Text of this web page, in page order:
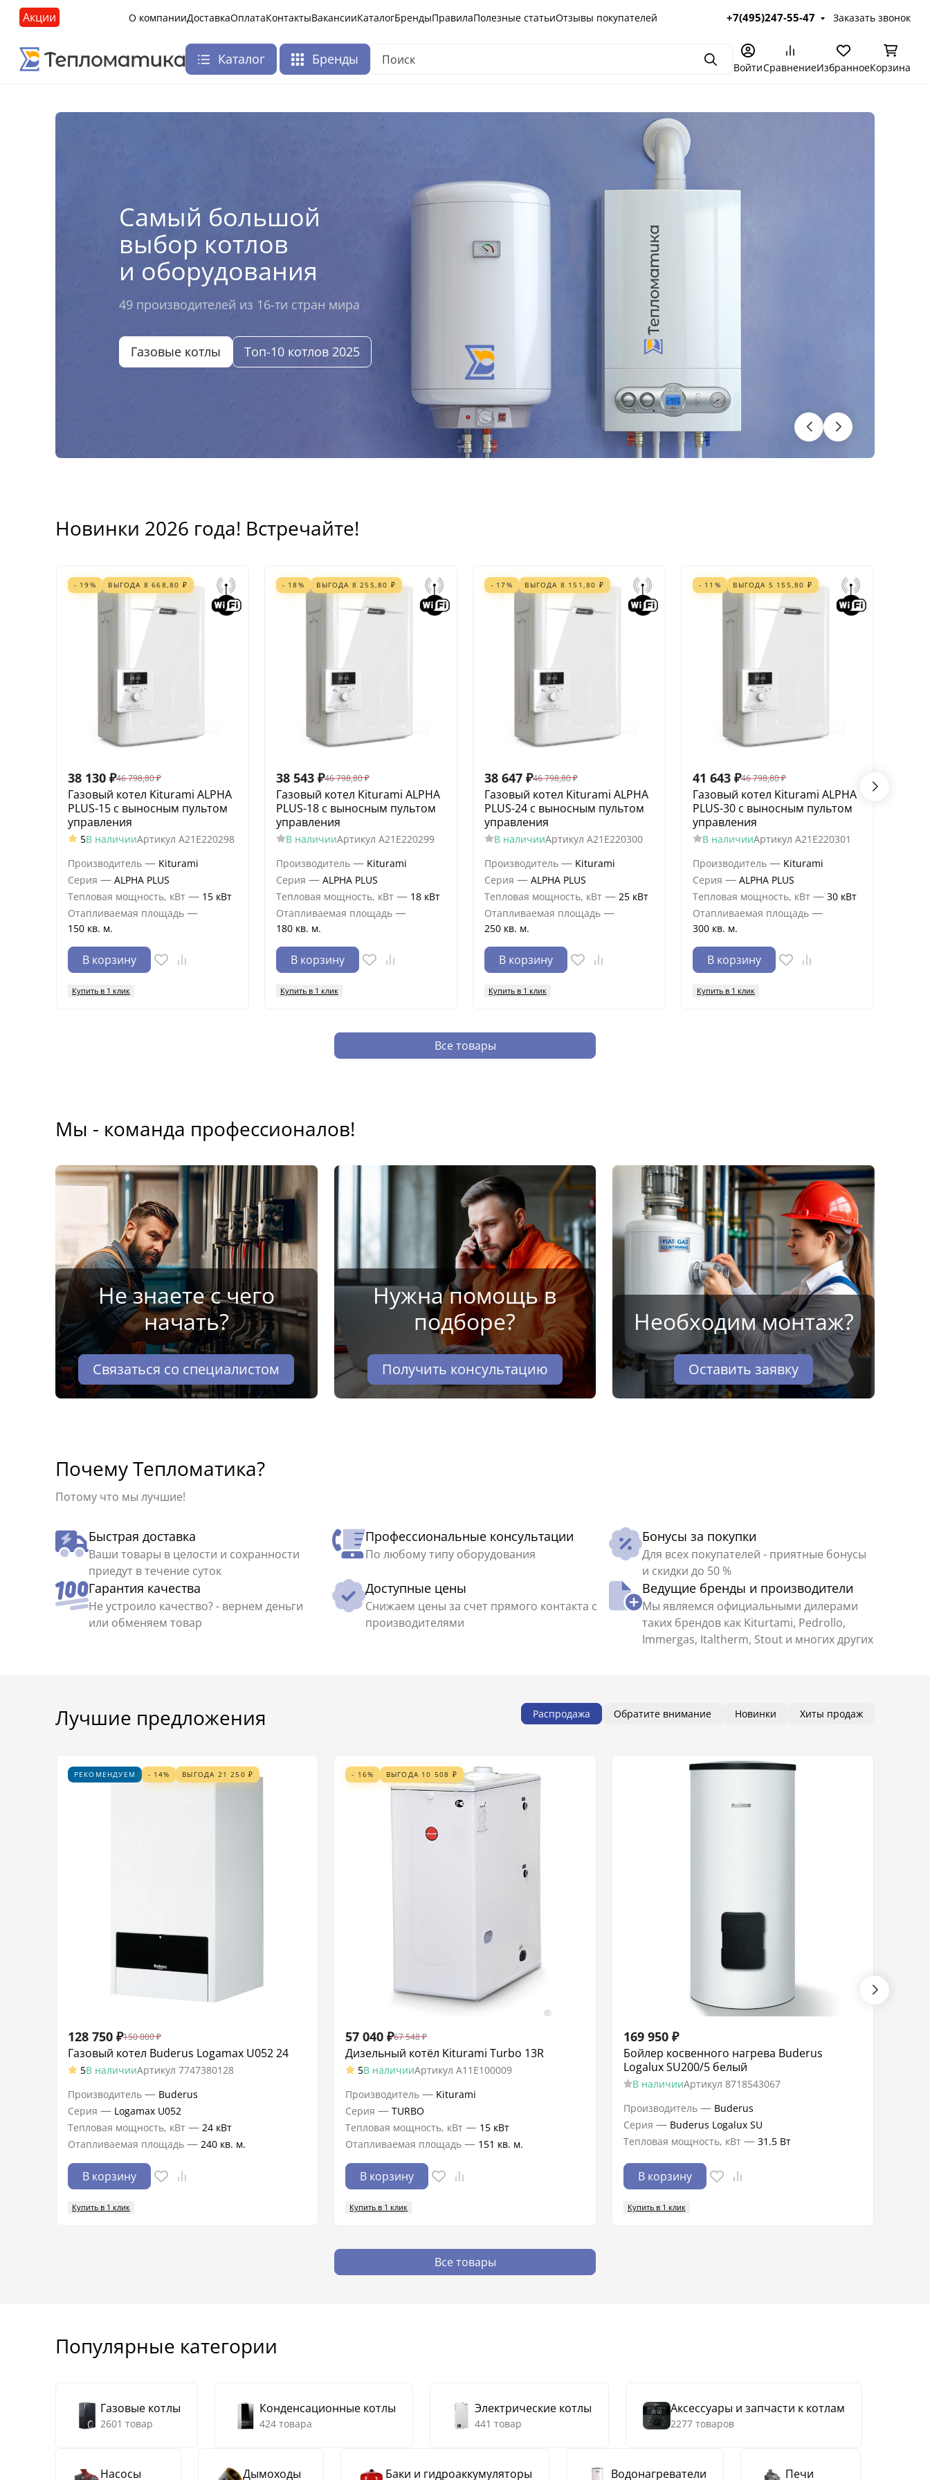
Акции О компанииДоставкаОплатаКонтактыВакансииКаталогБрендыПравилаПолезные статьиОтзывы покупателей +7(495)247-55-47 Заказать звонок
Каталог Бренды ПоискВойтиСравнениеИзбранноеКорзина
Самый большой
выбор котлов
и оборудования
49 производителей из 16-ти стран мира
Газовые котлы Топ-10 котлов 2025
Новинки 2026 года! Встречайте!
- 19% ВЫГОДА 8 668,80 ₽
38 130 ₽46 798,80 ₽
Газовый котел Kiturami ALPHA
PLUS-15 c выносным пультом
управления
5В наличииАртикул A21E220298
Производитель — Kiturami
Серия — ALPHA PLUS
Тепловая мощность, кВт — 15 кВт
Отапливаемая площадь —
150 кв. м.
В корзину
Купить в 1 клик
- 18% ВЫГОДА 8 255,80 ₽
38 543 ₽46 798,80 ₽
Газовый котел Kiturami ALPHA
PLUS-18 c выносным пультом
управления
В наличииАртикул A21E220299
Производитель — Kiturami
Серия — ALPHA PLUS
Тепловая мощность, кВт — 18 кВт
Отапливаемая площадь —
180 кв. м.
В корзину
Купить в 1 клик
- 17% ВЫГОДА 8 151,80 ₽
38 647 ₽46 798,80 ₽
Газовый котел Kiturami ALPHA
PLUS-24 c выносным пультом
управления
В наличииАртикул A21E220300
Производитель — Kiturami
Серия — ALPHA PLUS
Тепловая мощность, кВт — 25 кВт
Отапливаемая площадь —
250 кв. м.
В корзину
Купить в 1 клик
- 11% ВЫГОДА 5 155,80 ₽
41 643 ₽46 798,80 ₽
Газовый котел Kiturami ALPHA
PLUS-30 c выносным пультом
управления
В наличииАртикул A21E220301
Производитель — Kiturami
Серия — ALPHA PLUS
Тепловая мощность, кВт — 30 кВт
Отапливаемая площадь —
300 кв. м.
В корзину
Купить в 1 клик
Все товары
Мы - команда профессионалов!
Не знаете с чего
начать?
Связаться со специалистом
Нужна помощь в
подборе?
Получить консультацию
Необходим монтаж?
Оставить заявку
Почему Тепломатика?
Потому что мы лучшие!
Быстрая доставка
Ваши товары в целости и сохранности
приедут в течение суток
Профессиональные консультации
По любому типу оборудования
Бонусы за покупки
Для всех покупателей - приятные бонусы
и скидки до 50 %
Гарантия качества
Не устроило качество? - вернем деньги
или обменяем товар
Доступные цены
Снижаем цены за счет прямого контакта с
производителями
Ведущие бренды и производители
Мы являемся официальными дилерами
таких брендов как Kiturtami, Pedrollo,
Immergas, Italtherm, Stout и многих других
Лучшие предложения Распродажа Обратите внимание Новинки Хиты продаж
РЕКОМЕНДУЕМ - 14% ВЫГОДА 21 250 ₽
128 750 ₽150 000 ₽
Газовый котел Buderus Logamax U052 24
5В наличииАртикул 7747380128
Производитель — Buderus
Серия — Logamax U052
Тепловая мощность, кВт — 24 кВт
Отапливаемая площадь — 240 кв. м.
В корзину
Купить в 1 клик
- 16% ВЫГОДА 10 508 ₽
57 040 ₽67 548 ₽
Дизельный котёл Kiturami Turbo 13R
5В наличииАртикул A11E100009
Производитель — Kiturami
Серия — TURBO
Тепловая мощность, кВт — 15 кВт
Отапливаемая площадь — 151 кв. м.
В корзину
Купить в 1 клик
169 950 ₽
Бойлер косвенного нагрева Buderus
Logalux SU200/5 белый
В наличииАртикул 8718543067
Производитель — Buderus
Серия — Buderus Logalux SU
Тепловая мощность, кВт — 31.5 Вт
В корзину
Купить в 1 клик
Все товары
Популярные категории
Газовые котлы
2601 товар
Конденсационные котлы
424 товара
Электрические котлы
441 товар
Аксессуары и запчасти к котлам
2277 товаров
Насосы Дымоходы Баки и гидроаккумуляторы Водонагреватели Печи